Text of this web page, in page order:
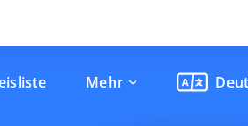
Mehr